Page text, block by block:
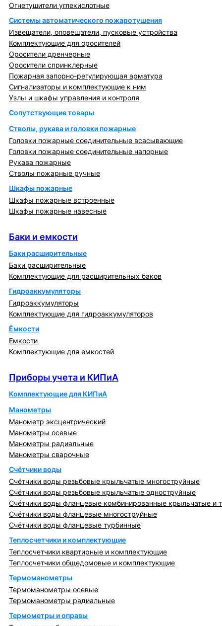
Огнетушители углекислотные
Системы автоматического пожаротушения
Извещатели, оповещатели, пусковые устройства
Комплектующие для оросителей
Оросители дренчерные
Оросители спринклерные
Пожарная запорно-регулирующая арматура
Сигнализаторы и комплектующие к ним
Узлы и шкафы управления и контроля
Сопутствующие товары
Стволы, рукава и головки пожарные
Головки пожарные соединительные всасывающие
Головки пожарные соединительные напорные
Рукава пожарные
Стволы пожарные ручные
Шкафы пожарные
Шкафы пожарные встроенные
Шкафы пожарные навесные
Баки и емкости
Баки расширительные
Баки расширительные
Комплектующие для расширительных баков
Гидроаккумуляторы
Гидроаккумуляторы
Комплектующие для гидроаккумуляторов
Ёмкости
Емкости
Комплектующие для емкостей
Приборы учета и КИПиА
Комплектующие для КИПиА
Манометры
Манометр эксцентрический
Манометры осевые
Манометры радиальные
Манометры сварочные
Счётчики воды
Счётчики воды резьбовые крыльчатые многоструйные
Счётчики воды резьбовые крыльчатые одноструйные
Счётчики воды фланцевые комбинированные крыльчатые и
Счётчики воды фланцевые многоструйные
Счётчики воды фланцевые турбинные
Теплосчетчики и комплектующие
Теплосчетчики квартирные и комплектующие
Теплосчетчики общедомовые и комплектующие
Термоманометры
Термоманометры осевые
Термоманометры радиальные
Термометры и оправы